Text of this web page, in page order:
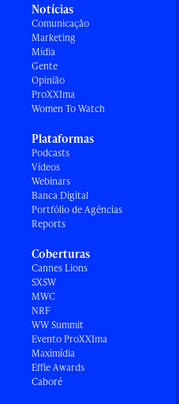
Notícias
Comunicação
Marketing
Mídia
Gente
Opinião
ProXXIma
Women To Watch
Plataformas
Podcasts
Vídeos
Webinars
Banca Digital
Portfólio de Agências
Reports
Coberturas
Cannes Lions
SXSW
MWC
NRF
WW Summit
Evento ProXXIma
Maximídia
Effie Awards
Caboré